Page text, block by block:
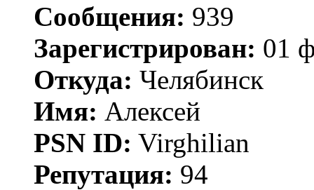
Сообщения: 939
Зарегистрирован: 01
Откуда: Челябинск
Имя: Алексей
PSN ID: Virghilian
Репутация: 94